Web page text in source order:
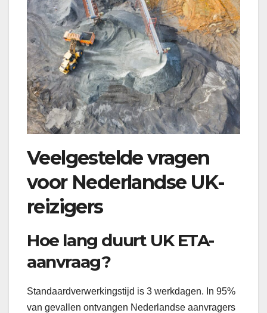
Veelgestelde vragen
voor Nederlandse UK-
reizigers
Hoe lang duurt UK ETA-
aanvraag?
Standaardverwerkingstijd is 3 werkdagen. In 95%
van gevallen ontvangen Nederlandse aanvragers